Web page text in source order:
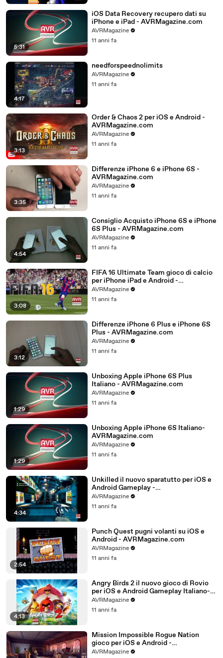
5:31
iOS Data Recovery recupero dati su
iPhone e iPad - AVRMagazine.com
AVRMagazine
11 anni fa
4:17
needforspeednolimits
AVRMagazine
11 anni fa
3:13
Order & Chaos 2 per iOS e Android -
AVRMagazine.com
AVRMagazine
11 anni fa
3:35
Differenze iPhone 6 e iPhone 6S -
AVRMagazine.com
AVRMagazine
11 anni fa
4:54
Consiglio Acquisto iPhone 6S e iPhone
6S Plus - AVRMagazine.com
AVRMagazine
11 anni fa
3:08
FIFA 16 Ultimate Team gioco di calcio
per iPhone iPad e Android -
AVRMagazine.com
AVRMagazine
11 anni fa
3:12
Differenze iPhone 6 Plus e iPhone 6S
Plus - AVRMagazine.com
AVRMagazine
11 anni fa
1:29
Unboxing Apple iPhone 6S Plus
Italiano - AVRMagazine.com
AVRMagazine
11 anni fa
1:29
Unboxing Apple iPhone 6S Italiano-
AVRMagazine.com
AVRMagazine
11 anni fa
4:34
Unkilled il nuovo sparatutto per iOS e
Android Gameplay -
AVRMagazine.com
AVRMagazine
11 anni fa
2:54
Punch Quest pugni volanti su iOS e
Android - AVRMagazine.com
AVRMagazine
11 anni fa
4:13
Angry Birds 2 il nuovo gioco di Rovio
per iOS e Android Gameplay Italiano-
AVRMagazine.com (720p)
AVRMagazine
11 anni fa
Mission Impossible Rogue Nation
gioco per iOS e Android -
AVRMagazine.com
AVRMagazine